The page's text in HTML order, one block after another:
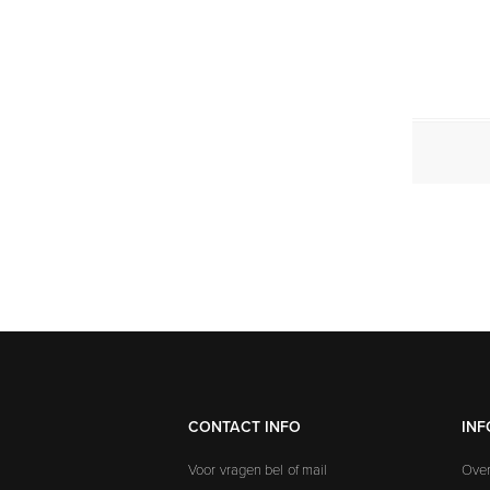
CONTACT INFO
Voor vragen bel of mail